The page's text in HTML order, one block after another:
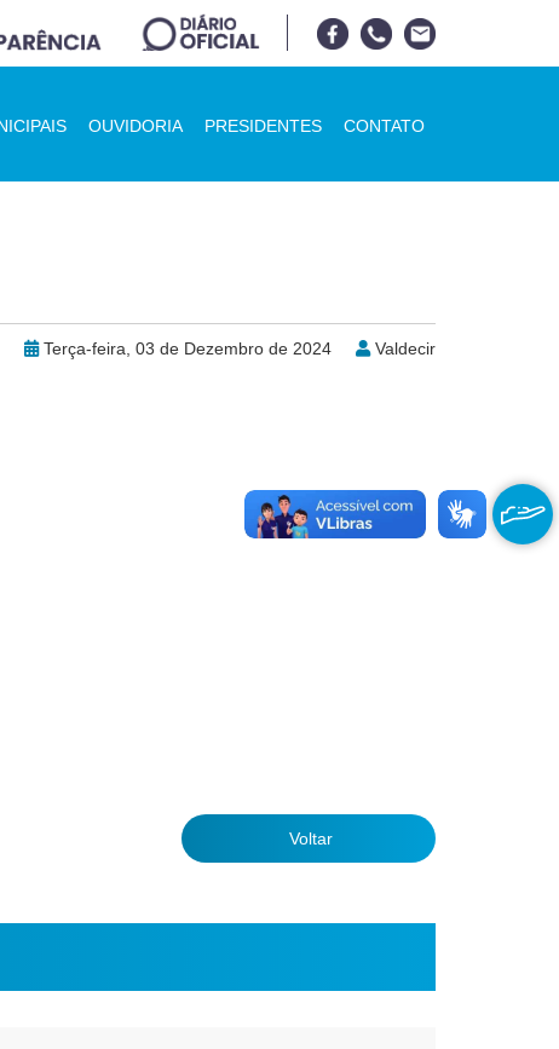
OUVIDORIA PRESIDENTES CONTATO
Valdecir
Terça-feira, 03 de Dezembro de 2024
Voltar